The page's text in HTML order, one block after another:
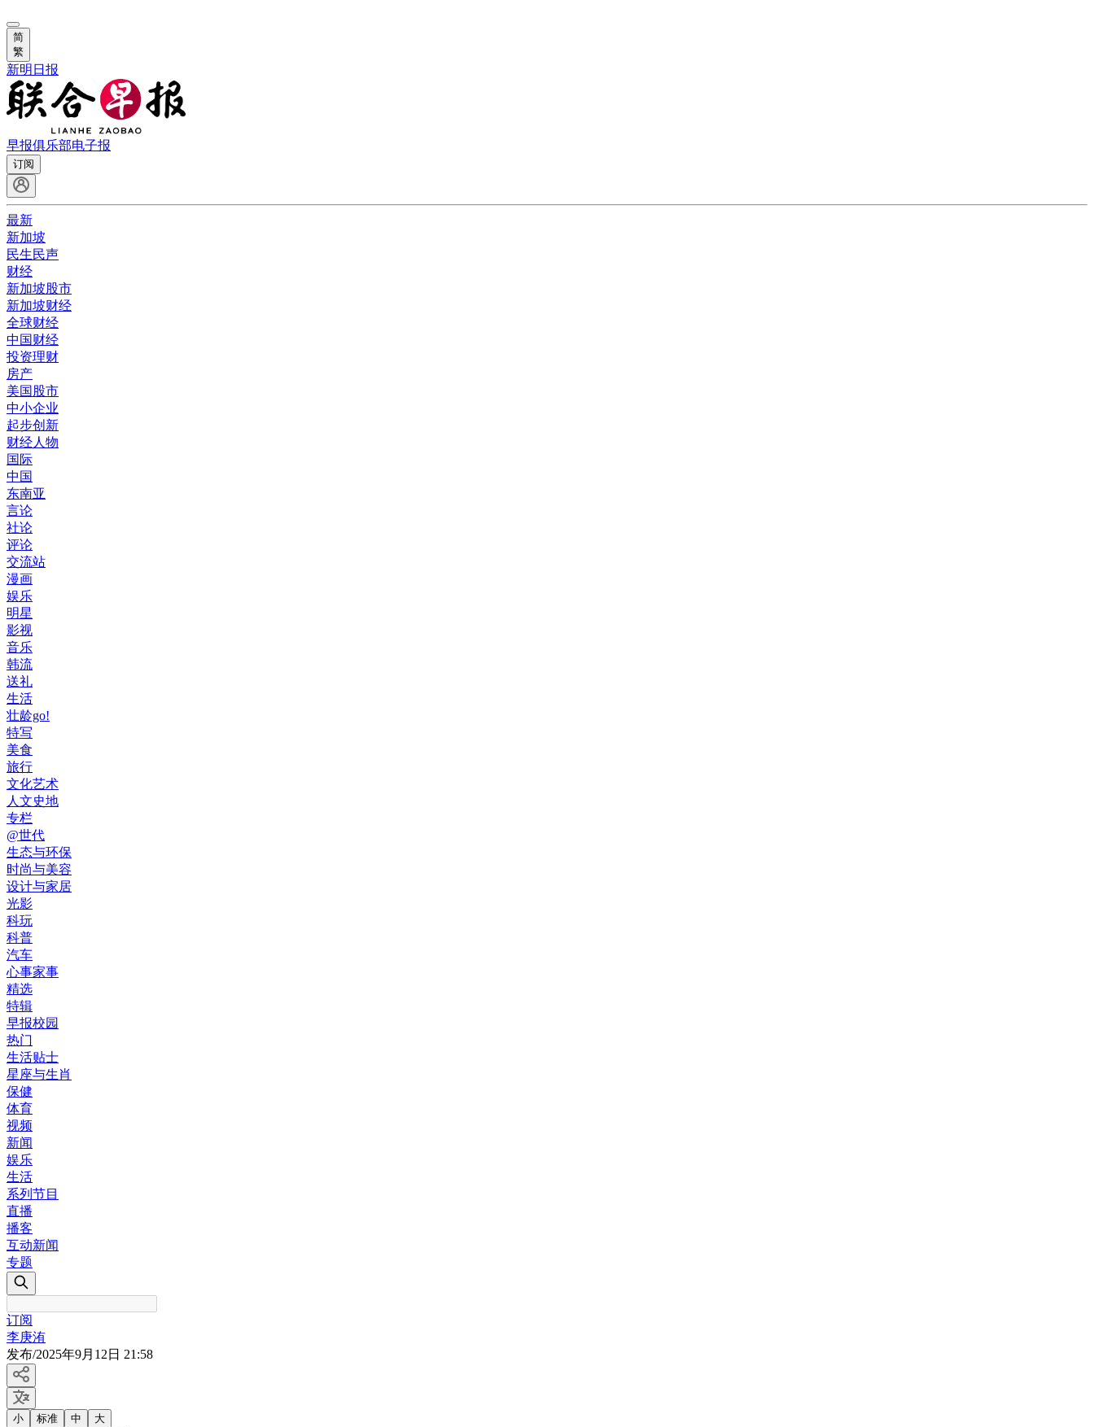
简
繁
新明日报
早报俱乐部电子报
订阅
最新
新加坡
民生民声
财经
新加坡股市
新加坡财经
全球财经
中国财经
投资理财
房产
美国股市
中小企业
起步创新
财经人物
国际
中国
东南亚
言论
社论
评论
交流站
漫画
娱乐
明星
影视
音乐
韩流
送礼
生活
壮龄go!
特写
美食
旅行
文化艺术
人文史地
专栏
@世代
生态与环保
时尚与美容
设计与家居
光影
科玩
科普
汽车
心事家事
精选
特辑
早报校园
热门
生活贴士
星座与生肖
保健
体育
视频
新闻
娱乐
生活
系列节目
直播
播客
互动新闻
专题
订阅
李庚洧
发布/2025年9月12日 21:58
小 标准 中 大